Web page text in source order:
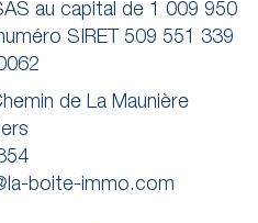
au capital de 1 009 950
SIRET 509 551 339
de La Maunière
boite-immo.com